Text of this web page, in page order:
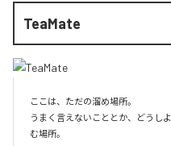
TeaMate
ここは、ただの溜め場所。
うまく言えないこととか、どうし
む場所。